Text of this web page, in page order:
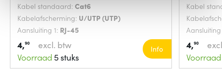
Kabel standaard: Cat6
Kabelafscherming: U/UTP (UTP)
Aansluiting 1: RJ-45
4,90
excl. btw
Voorraad 5 stuks
Info
Kabel
4,90
Voorraad